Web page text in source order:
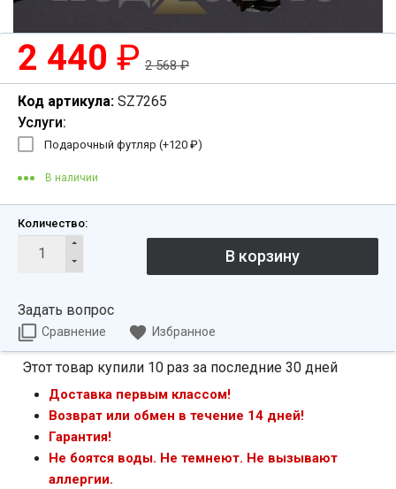
2 440 ₽ 2 568₽
Код артикула: SZ7265
Услуги:
Подарочный футляр (+120 ₽)
В наличии
Количество:
Задать вопрос
Сравнение Избранное
Этот товар купили 10 раз за последние 30 дней
Доставка первым классом!
Возврат или обмен в течение 14 дней!
Гарантия!
Не боятся воды. Не темнеют. Не вызывают
аллергии.